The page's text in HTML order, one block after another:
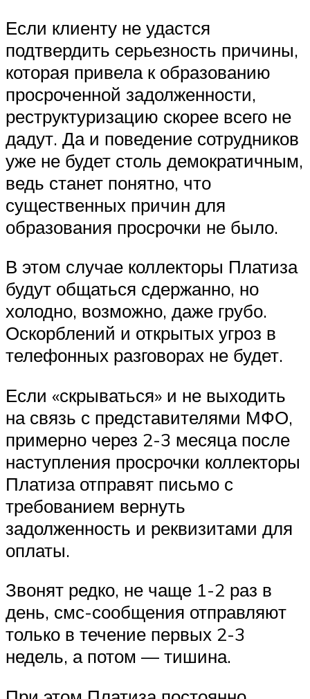
Если клиенту не удастся
подтвердить серьезность причины,
которая привела к образованию
просроченной задолженности,
реструктуризацию скорее всего не
дадут. Да и поведение сотрудников
уже не будет столь демократичным,
ведь станет понятно, что
существенных причин для
образования просрочки не было.
В этом случае коллекторы Платиза
будут общаться сдержанно, но
холодно, возможно, даже грубо.
Оскорблений и открытых угроз в
телефонных разговорах не будет.
Если «скрываться» и не выходить
на связь с представителями МФО,
примерно через 2-3 месяца после
наступления просрочки коллекторы
Платиза отправят письмо с
требованием вернуть
задолженность и реквизитами для
оплаты.
Звонят редко, не чаще 1-2 раз в
день, смс-сообщения отправляют
только в течение первых 2-3
недель, а потом — тишина.